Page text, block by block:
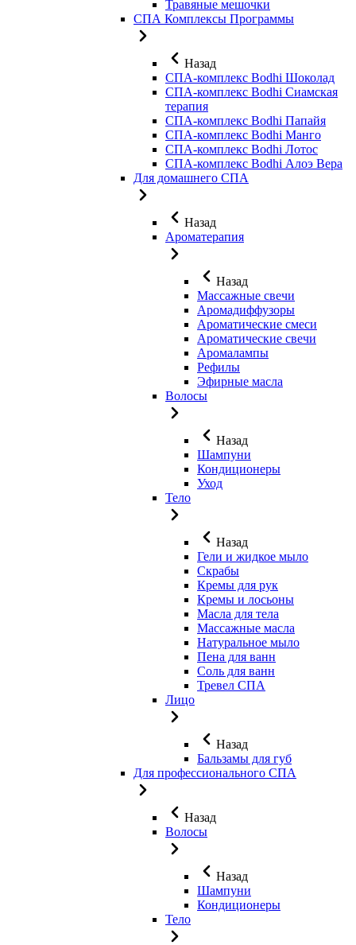
Травяные мешочки
СПА Комплексы Программы
Назад
СПА-комплекс Bodhi Шоколад
СПА-комплекс Bodhi Сиамская
терапия
СПА-комплекс Bodhi Папайя
СПА-комплекс Bodhi Манго
СПА-комплекс Bodhi Лотос
СПА-комплекс Bodhi Алоэ Вера
Для домашнего СПА
Назад
Ароматерапия
Назад
Массажные свечи
Аромадиффузоры
Ароматические смеси
Ароматические свечи
Аромалампы
Рефилы
Эфирные масла
Волосы
Назад
Шампуни
Кондиционеры
Уход
Тело
Назад
Гели и жидкое мыло
Скрабы
Кремы для рук
Кремы и лосьоны
Масла для тела
Массажные масла
Натуральное мыло
Пена для ванн
Соль для ванн
Тревел СПА
Лицо
Назад
Бальзамы для губ
Для профессионального СПА
Назад
Волосы
Назад
Шампуни
Кондиционеры
Тело